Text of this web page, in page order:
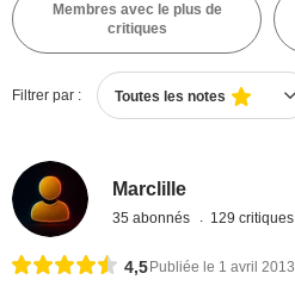
Membres avec le plus de
critiques
Filtrer par : Toutes les notes
Marclille
35 abonnés 129 critiques
4,5 Publiée le 1 avril 2013